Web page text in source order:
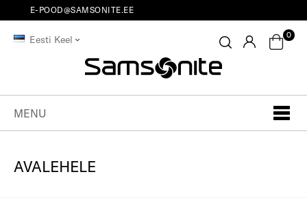
E-POOD@SAMSONITE.EE
Eesti Keel 0
MENU
AVALEHELE